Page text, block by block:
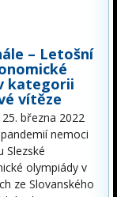
– Letošní
kategorii
vítěze
března 2022
nemoci
Slezské
olympiády v
ze Slovanského